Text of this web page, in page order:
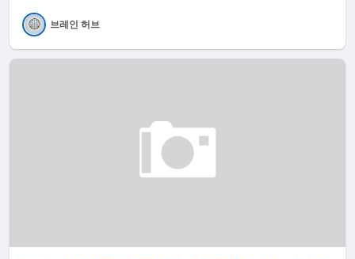
브레인 허브